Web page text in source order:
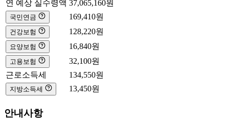
연 예상 실수령액 37,065,160원
국민연금 169,410원
건강보험 128,220원
요양보험 16,840원
고용보험 32,100원
근로소득세
134,550원
지방소득세 13,450원
안내사항